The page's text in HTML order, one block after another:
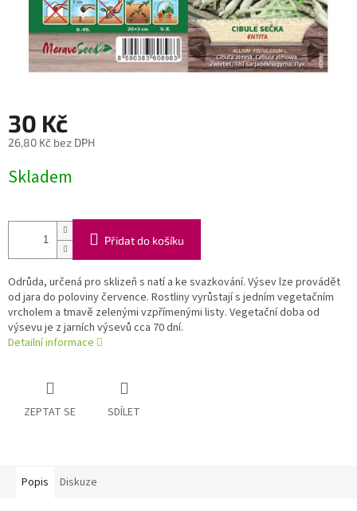
30 Kč
26,80 Kč bez DPH
cena:
Skladem
Přidat do košíku
Odrůda, určená pro sklizeň s natí a ke svazkování. Výsev lze provádět
od jara do poloviny července. Rostliny vyrůstají s jedním vegetačním
vrcholem a tmavě zelenými vzpřímenými listy. Vegetační doba od
výsevu je z jarních výsevů cca 70 dní.
Detailní informace
ZEPTAT SE SDÍLET
Popis Diskuze